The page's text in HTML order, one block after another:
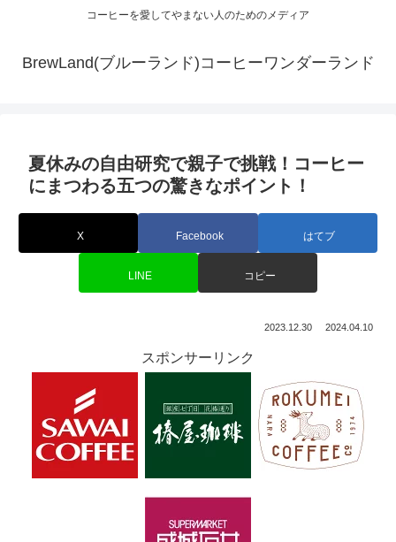
コーヒーを愛してやまない人のためのメディア
BrewLand(ブルーランド)コーヒーワンダーランド
夏休みの自由研究で親子で挑戦！コーヒー
にまつわる五つの驚きなポイント！
X Facebook はてブ
LINE コピー
2023.12.30 2024.04.10
スポンサーリンク